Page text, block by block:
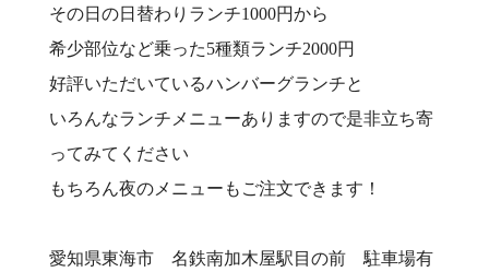
その日の日替わりランチ1000円から
希少部位など乗った5種類ランチ2000円
好評いただいているハンバーグランチと
いろんなランチメニューありますので是非立ち寄
ってみてください
もちろん夜のメニューもご注文できます！
愛知県東海市 名鉄南加木屋駅目の前 駐車場有